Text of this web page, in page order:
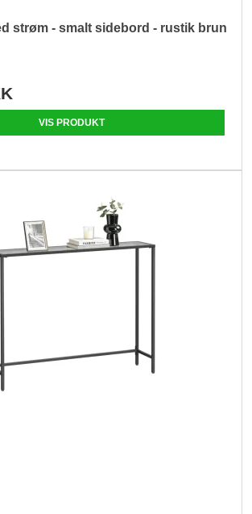
strøm - smalt sidebord - rustik brun
VIS PRODUKT